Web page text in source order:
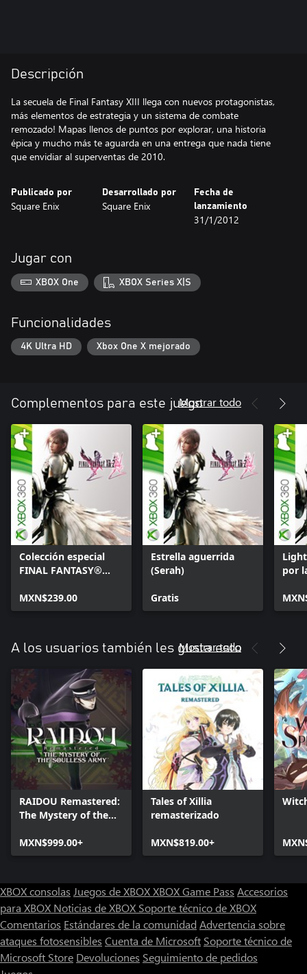
Descripción
La secuela de Final Fantasy XIII llega con nuevos protagonistas,
más elementos de estrategia y un sistema de combate
remozado! Mapas llenos de puntos por explorar, una historia
épica y mucho más te aguarda en una entrega que nada tiene
que envidiar al superventas de 2010.
Publicado por
Square Enix
Desarrollado por
Square Enix
Fecha de
lanzamiento
31/1/2012
Jugar con
XBOX One XBOX Series X|S
Funcionalidades
4K Ultra HD Xbox One X mejorado
Complementos para este juegoMostrar todo
Colección especial
FINAL FANTASY®
MXN$239.00
Estrella aguerrida
(Serah)
Gratis
por
A los usuarios también les gusta esto
Mostrar todo
RAIDOU Remastered:
The Mystery of the
MXN$999.00+
Tales of Xillia
remasterizado
MXN$819.00+
XBOX consolas Juegos de XBOXXBOX Game Pass Accesorios
para XBOX Noticias de XBOX Soporte técnico de XBOX
Comentarios Estándares de la comunidad Advertencia sobre
ataques fotosensibles Cuenta de Microsoft Soporte técnico de
Microsoft Store Devoluciones Seguimiento de pedidos